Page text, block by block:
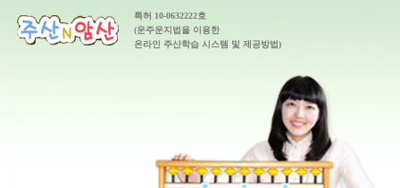
특허 10-0632222호
(운주운지법을 이용한
온라인 주산학습 시스템 및 제공방법)